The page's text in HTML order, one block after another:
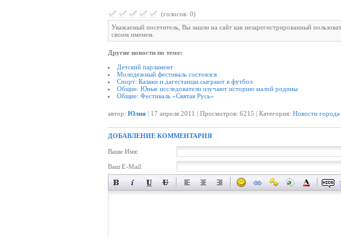
(голосов: 0)
Уважаемый посетитель, Вы зашли на сайт как незарегистрированный
своим именем.
Другие новости по теме:
Детский парламент
Молодежный фестиваль состоялся
Спорт: Казаки и дагестанцы сыграют в футбол
Общие: Юные исследователи изучают историю малой родины
Общие: Фестиваль «Святая Русь»
автор: Юлия | 17 апреля 2011 | Просмотров: 6215 | Категория: Новости
ДОБАВЛЕНИЕ КОММЕНТАРИЯ
Ваше Имя:
Ваш E-Mail: